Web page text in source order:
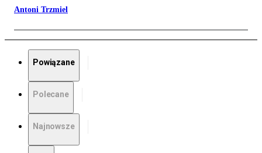
Antoni Trzmiel
Powiązane
Polecane
Najnowsze